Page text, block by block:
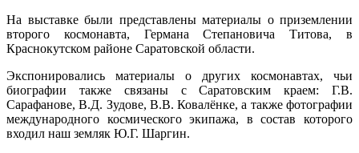
На выставке были представлены материалы о приземлении
второго космонавта, Германа Степановича Титова, в
Краснокутском районе Саратовской области.
Экспонировались материалы о других космонавтах, чьи
биографии также связаны с Саратовским краем: Г.В.
Сарафанове, В.Д. Зудове, В.В. Ковалёнке, а также фотографии
международного космического экипажа, в состав которого
входил наш земляк Ю.Г. Шаргин.